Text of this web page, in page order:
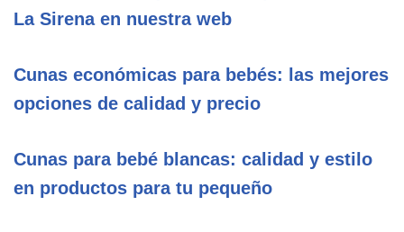
La Sirena en nuestra web
Cunas económicas para bebés: las mejores
opciones de calidad y precio
Cunas para bebé blancas: calidad y estilo
en productos para tu pequeño